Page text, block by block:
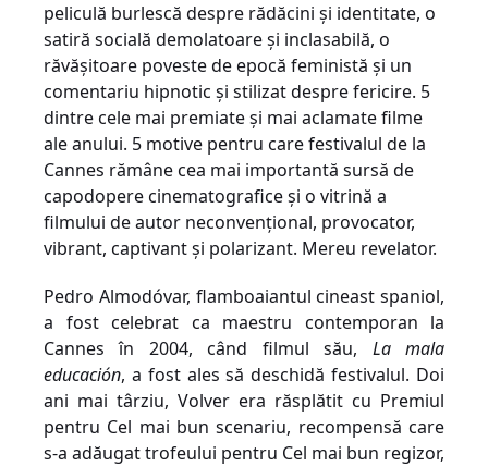
peliculă burlescă despre rădăcini și identitate, o
satiră socială demolatoare și inclasabilă, o
răvășitoare poveste de epocă feministă și un
comentariu hipnotic și stilizat despre fericire. 5
dintre cele mai premiate și mai aclamate filme
ale anului. 5 motive pentru care festivalul de la
Cannes rămâne cea mai importantă sursă de
capodopere cinematografice și o vitrină a
filmului de autor neconvențional, provocator,
vibrant, captivant și polarizant. Mereu revelator.
Pedro Almodóvar, flamboaiantul cineast spaniol,
a fost celebrat ca maestru contemporan la
Cannes în 2004, când filmul său,
La mala
educación, a fost ales să deschidă festivalul. Doi
ani mai târziu, Volver era răsplătit cu Premiul
pentru Cel mai bun scenariu, recompensă care
s-a adăugat trofeului pentru Cel mai bun regizor,